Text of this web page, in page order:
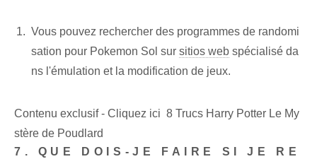
Vous pouvez rechercher des programmes de randomi
sation pour Pokemon Sol sur sitios web spécialisé da
ns l'émulation et la modification de jeux.
Contenu exclusif - Cliquez ici 8 Trucs Harry Potter Le My
stère de Poudlard
7. QUE DOIS-JE FAIRE SI JE RE